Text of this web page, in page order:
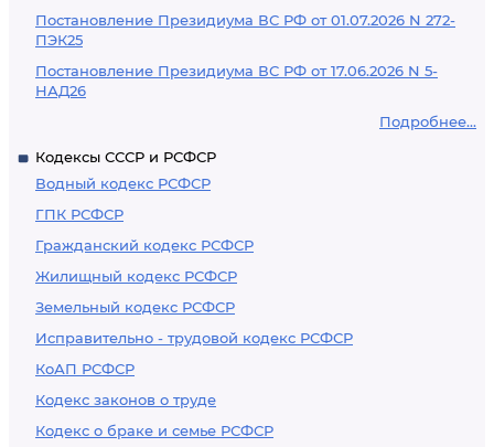
Постановление Президиума ВС РФ от 01.07.2026 N 272-
ПЭК25
Постановление Президиума ВС РФ от 17.06.2026 N 5-
НАД26
Подробнее...
Кодексы СССР и РСФСР
Водный кодекс РСФСР
ГПК РСФСР
Гражданский кодекс РСФСР
Жилищный кодекс РСФСР
Земельный кодекс РСФСР
Исправительно - трудовой кодекс РСФСР
КоАП РСФСР
Кодекс законов о труде
Кодекс о браке и семье РСФСР